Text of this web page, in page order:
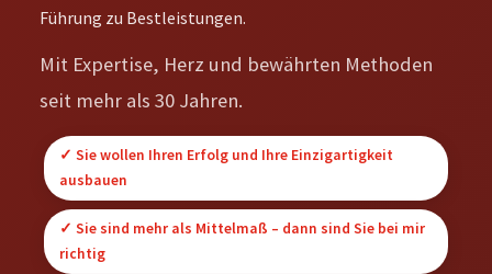
Führung zu Bestleistungen.
Mit Expertise, Herz und bewährten Methoden
seit mehr als 30 Jahren.
✓ Sie wollen Ihren Erfolg und Ihre Einzigartigkeit
ausbauen
✓ Sie sind mehr als Mittelmaß – dann sind Sie bei mir
richtig